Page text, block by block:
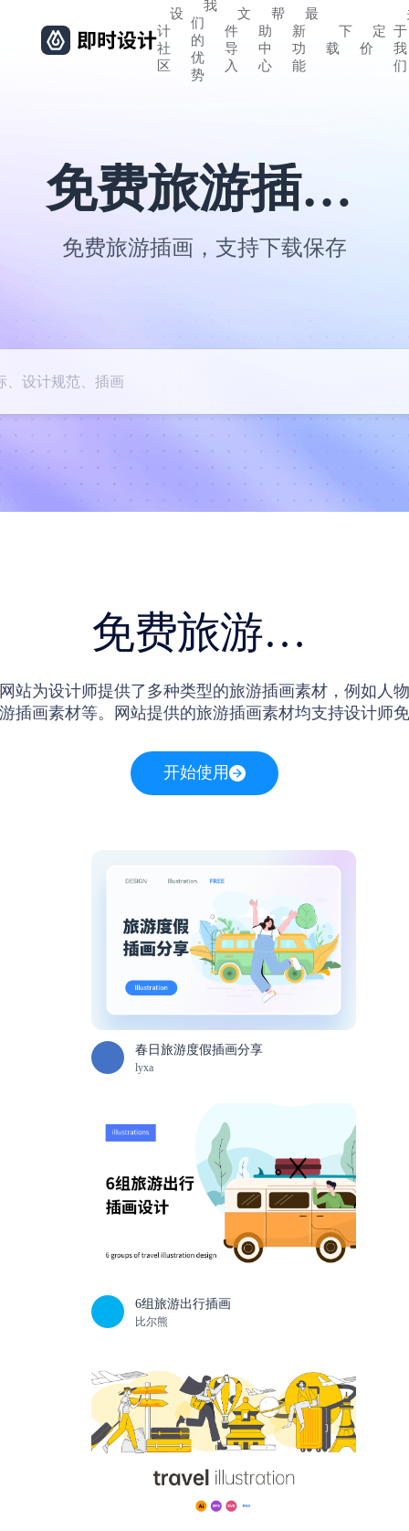
设
计
社
区
我
们
的
优
势
文
件
导
入
帮
助
中
心
最
新
功
能
下
载
定
价
于
我
们
免费旅游插画素材
免费旅游插画，支持下载保存
免费旅游插画
站为设计师提供了多种类型的旅游插画素材，例如人
插画素材等。网站提供的旅游插画素材均支持设计师
网站提供的旅游插画素材。
开始使用
春日旅游度假插画分享
lyxa
6组旅游出行插画
比尔熊